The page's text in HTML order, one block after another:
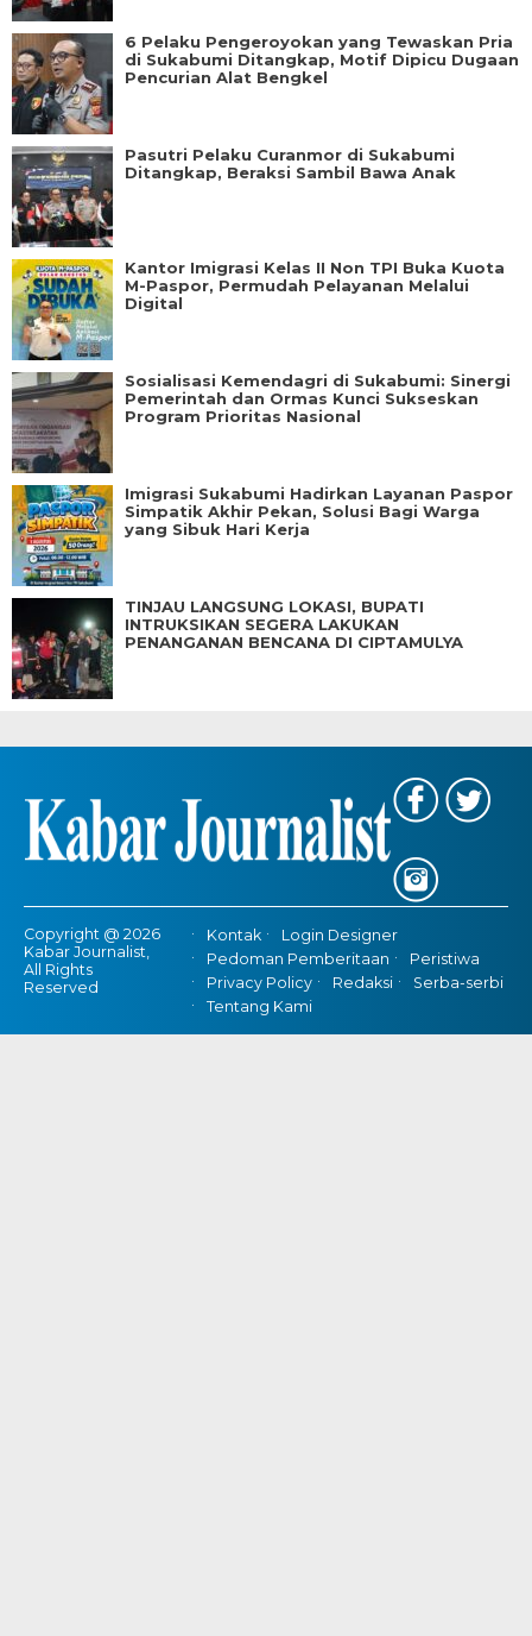
6 Pelaku Pengeroyokan yang Tewaskan Pria
di Sukabumi Ditangkap, Motif Dipicu Dugaan
Pencurian Alat Bengkel
Pasutri Pelaku Curanmor di Sukabumi
Ditangkap, Beraksi Sambil Bawa Anak
Kantor Imigrasi Kelas II Non TPI Buka Kuota
M-Paspor, Permudah Pelayanan Melalui
Digital
Sosialisasi Kemendagri di Sukabumi: Sinergi
Pemerintah dan Ormas Kunci Sukseskan
Program Prioritas Nasional
Imigrasi Sukabumi Hadirkan Layanan Paspor
Simpatik Akhir Pekan, Solusi Bagi Warga
yang Sibuk Hari Kerja
TINJAU LANGSUNG LOKASI, BUPATI
INTRUKSIKAN SEGERA LAKUKAN
PENANGANAN BENCANA DI CIPTAMULYA
Copyright @ 2026
Kabar Journalist,
All Rights
Reserved
Kontak
Login Designer
Pedoman Pemberitaan
Peristiwa
Privacy Policy
Redaksi
Serba-serbi
Tentang Kami